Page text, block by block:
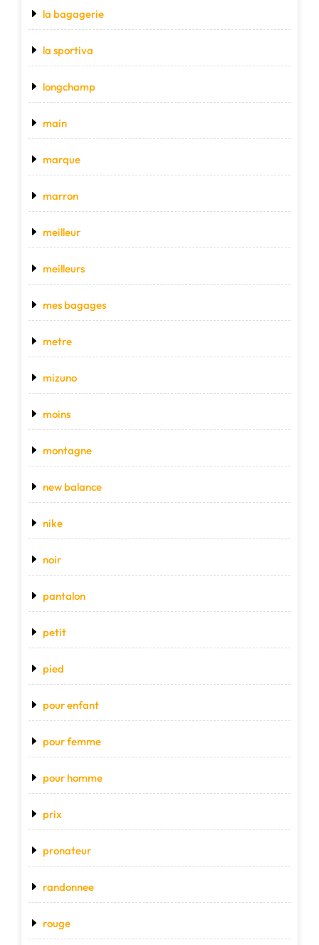
la bagagerie
la sportiva
longchamp
main
marque
marron
meilleur
meilleurs
mes bagages
metre
mizuno
moins
montagne
new balance
nike
noir
pantalon
petit
pied
pour enfant
pour femme
pour homme
prix
pronateur
randonnee
rouge